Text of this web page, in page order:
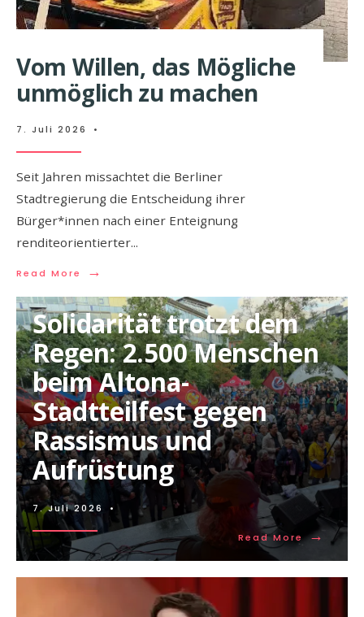
Vom Willen, das Mögliche
unmöglich zu machen
7. Juli 2026 •
Seit Jahren missachtet die Berliner
Stadtregierung die Entscheidung ihrer
Bürger*innen nach einer Enteignung
renditeorientierter...
Read More →
Solidarität trotzt dem
Regen: 2.500 Menschen
beim Altona-
Stadtteilfest gegen
Rassismus und
Aufrüstung
7. Juli 2026 •
Read More →